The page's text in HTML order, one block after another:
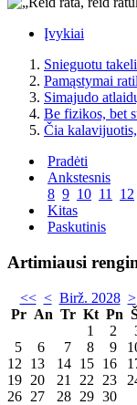
Įvykiai
Snieguotu
Pamąstymai
Simajudo
Be fizikos, bet
Čia
Pradėti
Ankstesnis
8 9 10 11 12
Kitas
Paskutinis
Artimiausi
<< < Birž. 2028 >
Pr An Tr Kt Pn
1
2
5
6 7 8 9
12
13 14 15 16
19 20 21 22 23
26 27 28 29 30